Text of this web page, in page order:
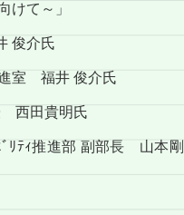
～」
俊介氏
室 福井 俊介氏
貴明氏
副部長 山本剛